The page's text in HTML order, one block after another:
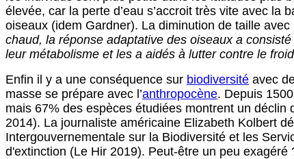
élevée, car la perte d’eau s’accroit très vite avec
oiseaux (idem Gardner). La diminution de taille
chaud, la réponse adaptative des oiseaux a
leur métabolisme et les a aidés à lutter contre le
Enfin il y a une conséquence sur biodiversité avec
masse se prépare avec l’anthropocène. Depuis
mais 67% des espèces étudiées montrent un
2014). La journaliste américaine Elizabeth Kolbert
Intergouvernementale sur la Biodiversité et les
d'extinction (Le Hir 2019). Peut-être un peu exagéré